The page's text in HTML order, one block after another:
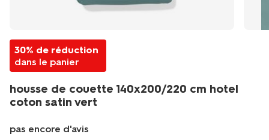
30% de réduction
dans le panier
housse de couette 140x200/220 cm hotel
coton satin vert
pas encore d'avis